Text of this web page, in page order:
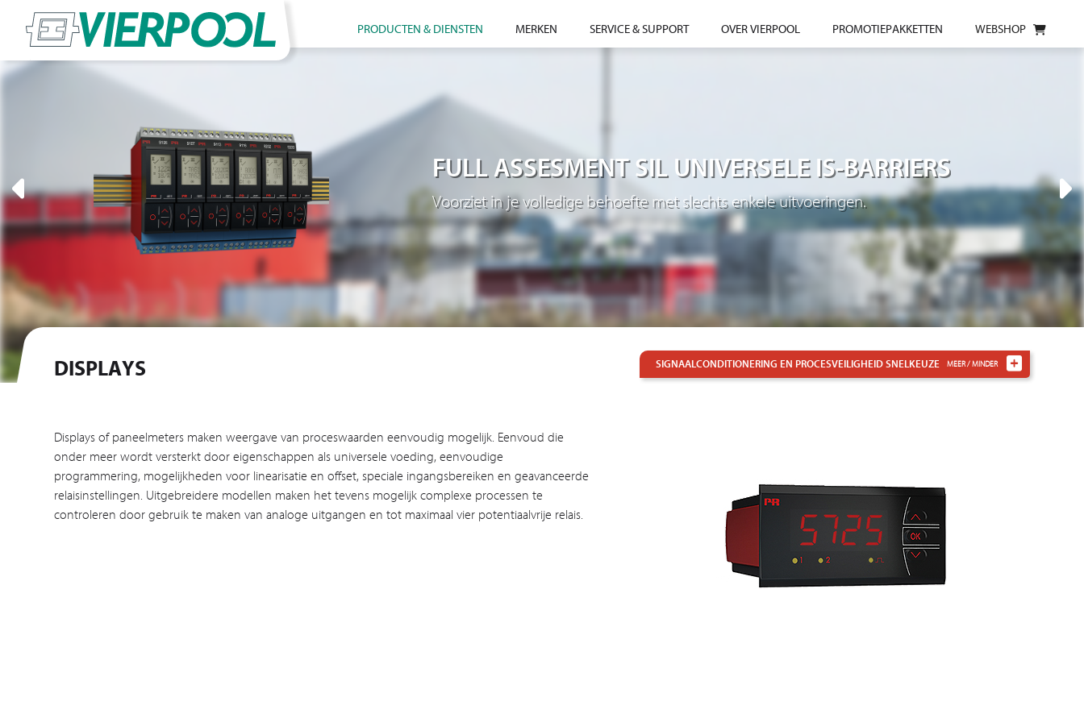
FULL ASSESMENT SIL UNIVERSELE IS-BARRIERS
Voorziet in je volledige behoefte met slechts enkele uitvoeringen.
PRODUCTEN & DIENSTEN MERKEN SERVICE & SUPPORT OVER VIERPOOL PROMOTIEPAKKETTEN WEBSHOP
DISPLAYS
Displays of paneelmeters maken weergave van proceswaarden eenvoudig mogelijk. Eenvoud die
onder meer wordt versterkt door eigenschappen als universele voeding, eenvoudige
programmering, mogelijkheden voor linearisatie en offset, speciale ingangsbereiken en geavanceerde
relaisinstellingen. Uitgebreidere modellen maken het tevens mogelijk complexe processen te
controleren door gebruik te maken van analoge uitgangen en tot maximaal vier potentiaalvrije relais.
SIGNAALCONDITIONERING EN PROCESVEILIGHEIDSNELKEUZE